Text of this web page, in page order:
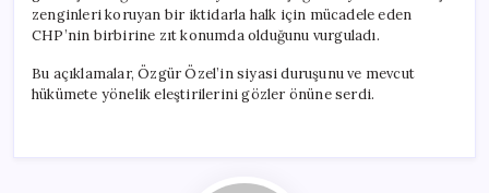
zenginleri koruyan bir iktidarla halk için mücadele eden
CHP’nin birbirine zıt konumda olduğunu vurguladı.
Bu açıklamalar, Özgür Özel’in siyasi duruşunu ve mevcut
hükümete yönelik eleştirilerini gözler önüne serdi.